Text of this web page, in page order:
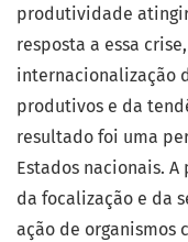
produtividade
resposta a essa
internacionalização
produtivos e da
resultado foi uma
Estados nacionais.
da focalização e da
ação de organismos